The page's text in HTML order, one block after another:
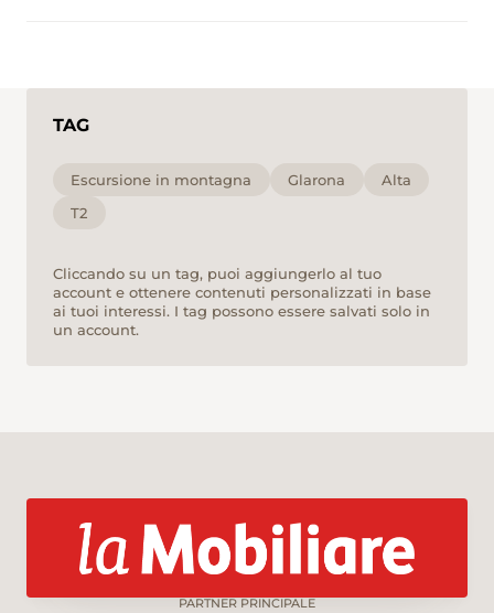
TAG
Escursione in montagna Glarona
Alta
T2
Cliccando su un tag, puoi aggiungerlo al tuo
account e ottenere contenuti personalizzati in base
ai tuoi interessi. I tag possono essere salvati solo in
un account.
PARTNER PRINCIPALE